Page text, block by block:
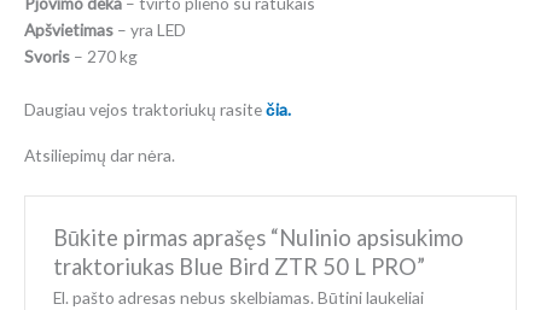
Apšvietimas – yra LED
Svoris – 270 kg
Daugiau vejos traktoriukų rasitečia.
Atsiliepimų dar nėra.
Būkite pirmas aprašęs “Nulinio apsisukimo
traktoriukas Blue Bird ZTR 50 L PRO”
El. pašto adresas nebus skelbiamas. Būtini laukeliai